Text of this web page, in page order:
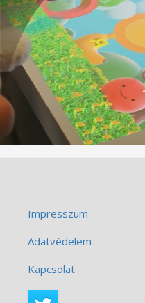
Impresszum
Adatvédelem
Kapcsolat